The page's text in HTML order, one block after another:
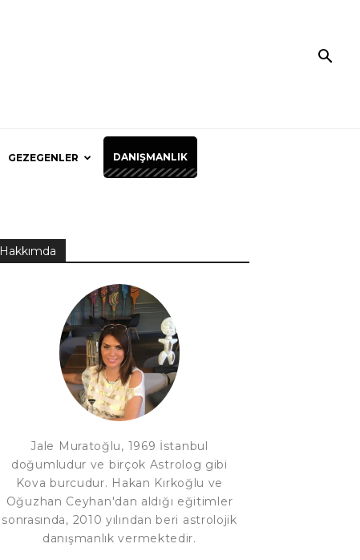
GEZEGENLER DANIŞMANLIK
Hakkımda
Jale Muratoğlu, 1969 İstanbul
doğumludur ve birçok Astrolog gibi
Kova burcudur. Hakan Kırkoğlu ve
Oğuzhan Ceyhan'dan aldığı eğitimler
sonrasında, 2010 yılından beri astrolojik
danışmanlık vermektedir.